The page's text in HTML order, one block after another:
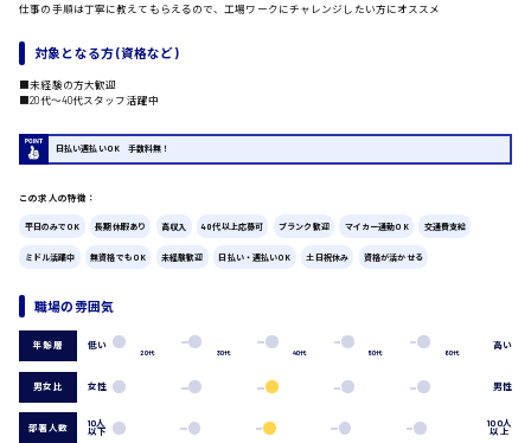
製造・軽作業・物流系
製造オペレーター
検品・包装・箱詰め
軽作業
医師
介護職
広島市中区
広島市南区
時給1200円～
時給1300円～
仕事の手順は丁寧に教えてもらえるので、工場ワークにチャレンジしたい方にオススメ
対象となる方 (資格など)
■未経験の方大歓迎
■20代〜40代スタッフ活躍中
日払い週払いOK 手数料無！
この求人の特徴：
平日のみでOK 長期休暇あり 高収入 40代以上応募可 ブランク歓迎 マイカー通勤OK 交通費支給
ミドル活躍中 無資格でもOK 未経験歓迎 日払い・週払いOK 土日祝休み 資格が活かせる
職場の雰囲気
年齢層 低い
20代 30代 40代 50代 60代
高い
男女比 女性 男性
部署人数 10人
以下
100人
以上